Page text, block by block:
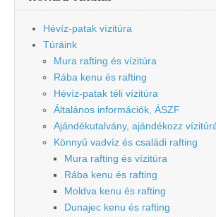
Hévíz-patak vízitúra
Túráink
Mura rafting és vízitúra
Rába kenu és rafting
Hévíz-patak téli vízitúra
Általános információk, ÁSZF
Ajándékutalvány, ajándékozz
Könnyű vadvíz és családi rafting
Mura rafting és vízitúra
Rába kenu és rafting
Moldva kenu és rafting
Dunajec kenu és rafting